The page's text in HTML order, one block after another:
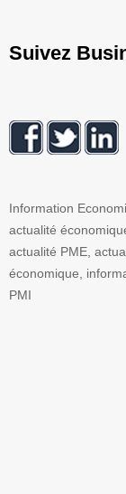
Suivez
Information
actualité
actualité PME,
économique,
PMI